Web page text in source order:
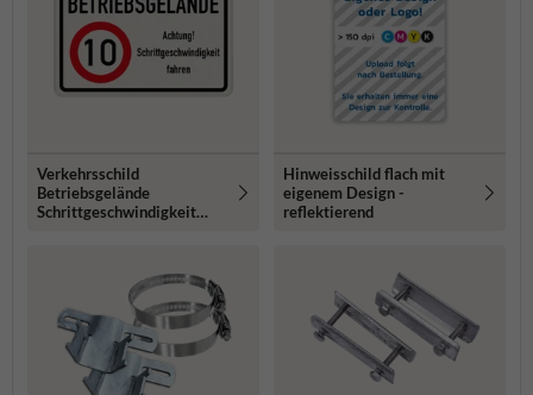
Verkehrsschild
Betriebsgelände
Schrittgeschwindigkeit
Hinweisschild flach mit
eigenem Design -
reflektierend